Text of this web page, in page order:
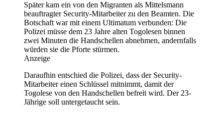
Später kam ein von den Migranten als Mittelsmann
beauftragter Security-Mitarbeiter zu den Beamten. Die
Botschaft war mit einem Ultimatum verbunden: Die
Polizei müsse dem 23 Jahre alten Togolesen binnen
zwei Minuten die Handschellen abnehmen, andernfalls
würden sie die Pforte stürmen.
Anzeige
Daraufhin entschied die Polizei, dass der Security-
Mitarbeiter einen Schlüssel mitnimmt, damit der
Togolese von den Handschellen befreit wird. Der 23-
Jährige soll untergetaucht sein.